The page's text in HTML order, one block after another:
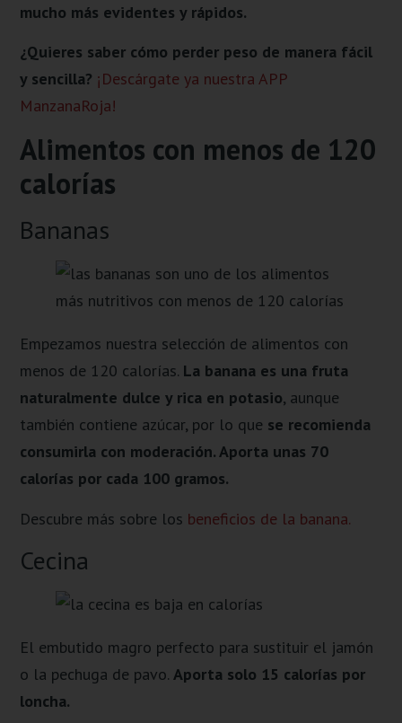
mucho más evidentes y rápidos.
¿Quieres saber cómo perder peso de manera fácil
y sencilla? ¡Descárgate ya nuestra APP
ManzanaRoja!
Alimentos con menos de 120
calorías
Bananas
Empezamos nuestra selección de alimentos con
menos de 120 calorías. La banana es una fruta
naturalmente dulce y rica en potasio, aunque
también contiene azúcar, por lo que se recomienda
consumirla con moderación. Aporta unas 70
calorías por cada 100 gramos.
Descubre más sobre los beneficios de la banana.
Cecina
El embutido magro perfecto para sustituir el jamón
o la pechuga de pavo.Aporta solo 15 calorías por
loncha.